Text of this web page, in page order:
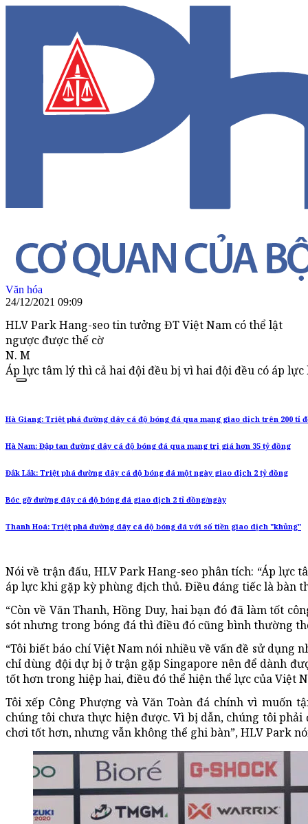
Văn hóa
24/12/2021 09:09
HLV Park Hang-seo tin tưởng ĐT Việt Nam có thể lật
ngược được thế cờ
N. M
Áp lực tâm lý thì cả hai đội đều bị vì hai đội đều có áp
Hà Giang: Triệt phá đường dây cá độ bóng đá qua mạng giao dịch trên 200 tỉ
Hà Nam: Đập tan đường dây cá độ bóng đá qua mạng trị giá hơn 35 tỷ đồng
Đắk Lắk: Triệt phá đường dây cá độ bóng đá một ngày giao dịch 2 tỷ đồng
Bóc gỡ đường dây cá độ bóng đá giao dịch 2 tỉ đồng/ngày
Thanh Hoá: Triệt phá đường dây cá độ bóng đá với số tiền giao dịch "khủng"
Nói về trận đấu, HLV Park Hang-seo phân tích: “Áp lực
áp lực khi gặp kỳ phùng địch thủ. Điều đáng tiếc là bàn
“Còn về Văn Thanh, Hồng Duy, hai bạn đó đã làm tốt
sót nhưng trong bóng đá thì điều đó cũng bình thường
“Tôi biết báo chí Việt Nam nói nhiều về vấn đề sử dụng
chỉ dùng đội dự bị ở trận gặp Singapore nên để dành
tốt hơn trong hiệp hai, điều đó thể hiện thể lực của Việt
Tôi xếp Công Phượng và Văn Toàn đá chính vì muốn
chúng tôi chưa thực hiện được. Vì bị dẫn, chúng tôi
chơi tốt hơn, nhưng vẫn không thể ghi bàn”, HLV Park